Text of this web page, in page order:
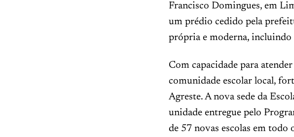
Francisco Domingues, em
um prédio cedido pela
própria e moderna, incluindo
Com capacidade para
comunidade escolar local,
Agreste. A nova sede da
unidade entregue pelo
de 57 novas escolas em